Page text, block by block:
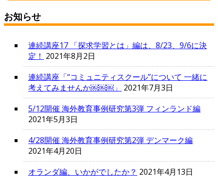
お知らせ
連続講座17 「探求学習とは」編は、8/23、9/6に決
定！ 2021年8月2日
連続講座「“コミュニティスクール”について 一緒に
考えてみませんか￼￼￼」
2021年7月3日
5/12開催 海外教育事例研究第3弾 フィンランド編
2021年5月3日
4/28開催 海外教育事例研究第2弾 デンマーク編
2021年4月20日
オランダ編、いかがでしたか？ 2021年4月13日